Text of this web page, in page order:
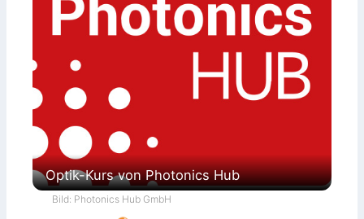
Optik-Kurs von Photonics Hub
Bild: Photonics Hub GmbH